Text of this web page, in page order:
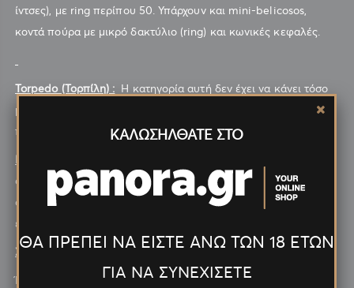
ίντσες), με ring περίπου 50. Υπάρχουν και mini-belicosos,
κοντά πούρα με μικρό δακτύλιο (ring) και κωνικές κεφαλές.
Torpedo (Τορπίλη) : Η κατηγορία αυτή δεν έχει να κάνει τόσο
με το μέγεθος όσο με το σχήμα (ουσιαστικά είναι pyramide με
πιο αιχμηρή αιχμή).
Perfectos
συνήθως με μια διόγκωση στη μέση. Κυμαίνονται άπό το
συμμετρικό το οποίο μοιάζει λίγο με βόμβα, έως το πιο
ελεύθερο σχήμα.
ΣΥΝΤΗΡΗΣΗ ΤΩΝ ΠΟΥΡΩΝ :
Ένα πούρο μπορεί να αντέξει μερικές μέρες έξω από έναν
ΚΑΛΩΣΗΛΘΑΤΕ ΣΤΟ
ΘΑ ΠΡΕΠΕΙ ΝΑ ΕΙΣΤΕ ΑΝΩ ΤΩΝ 18 ΕΤΩΝ
ΓΙΑ ΝΑ ΣΥΝΕΧΙΣΕΤΕ